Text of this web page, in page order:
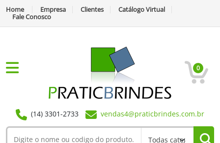
Home Empresa Clientes
Catálogo Virtual
Fale Conosco
0
(14) 3301-2733 vendas4@praticbrindes.com.br